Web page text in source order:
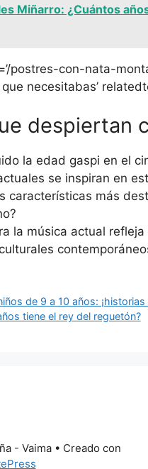
Miñarro: ¿Cuántos
postres-con-nata-
necesitabas’
despiertan
la edad gaspi en el
se inspiran en
características más
la música actual
de 9 a 10 años:
tiene el rey del reguetón?
- Vaima• Creado con